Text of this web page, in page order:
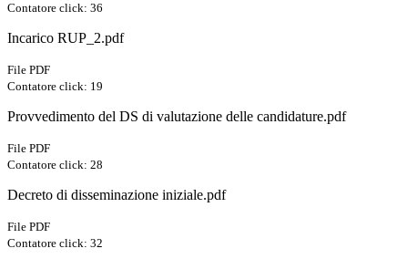
Contatore click: 36
Incarico RUP_2.pdf
File PDF
Contatore click: 19
Provvedimento del DS di valutazione delle candidature.pdf
File PDF
Contatore click: 28
Decreto di disseminazione iniziale.pdf
File PDF
Contatore click: 32